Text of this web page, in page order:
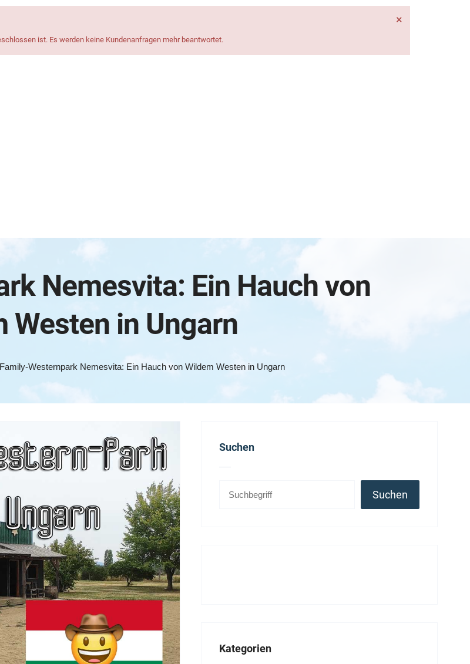
ist. Es werden keine Kundenanfragen mehr beantwortet.
×
Nemesvita: Ein Hauch von
Westen in Ungarn
Family-Westernpark Nemesvita: Ein Hauch von Wildem Westen in Ungarn
Suchen
Suchen
Kategorien